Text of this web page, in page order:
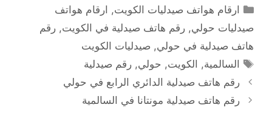
التصنيفات
ارقام هواتف صيدليات الكويت, ارقام هواتف
صيدليات حولي, رقم هاتف صيدلية في الكويت, رقم
هاتف صيدلية في حولي, صيدليات الكويت
الوسوم
السالمية, الكويت, حولي,رقم صيدلية
رقم هاتف صيدلية الدائري الرابع في حولي
رقم هاتف صيدلية مونتانا في السالمية